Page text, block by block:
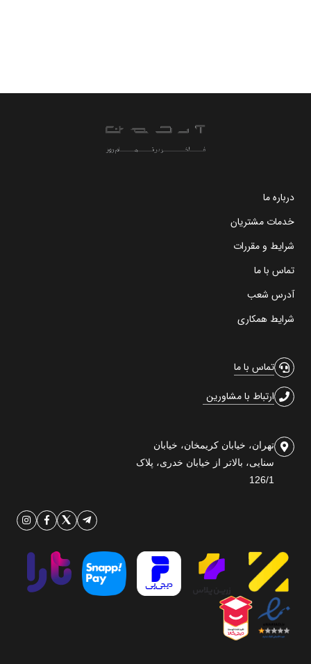
درباره ما
خدمات مشتریان
شرایط و مقررات
تماس با ما
آدرس شعب
شرایط همکاری
تماس با ما
ارتباط با مشاورین
تهران، خیابان کریمخان، خیابان
سنایی، بالاتر از خیابان خدری، پلاک
126/1